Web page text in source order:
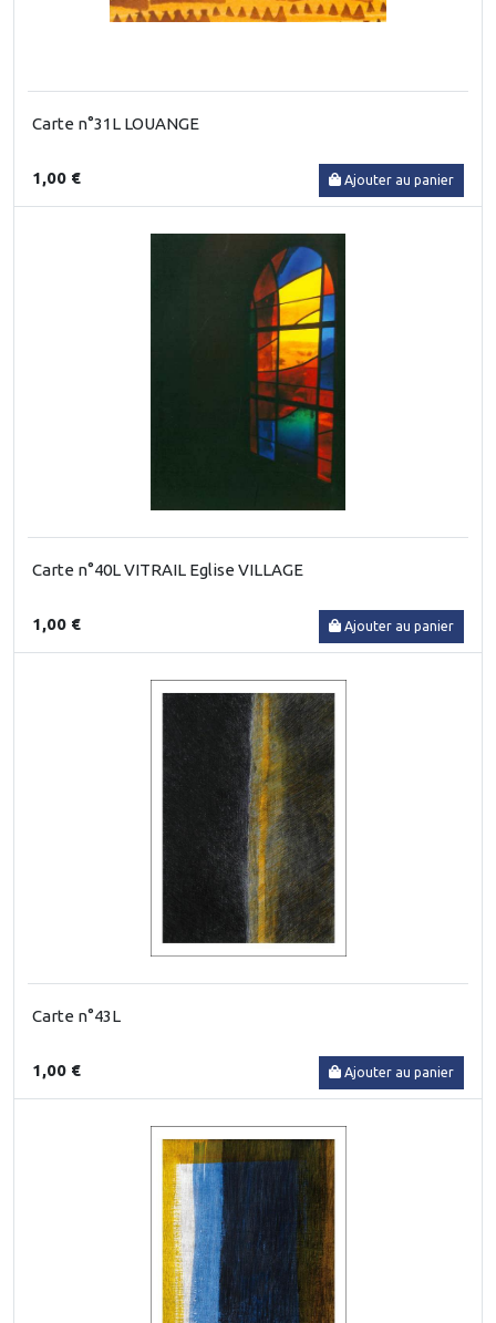
Carte n°31L LOUANGE
1,00 € Ajouter au panier
Carte n°40L VITRAIL Eglise VILLAGE
1,00 € Ajouter au panier
Carte n°43L
1,00 € Ajouter au panier